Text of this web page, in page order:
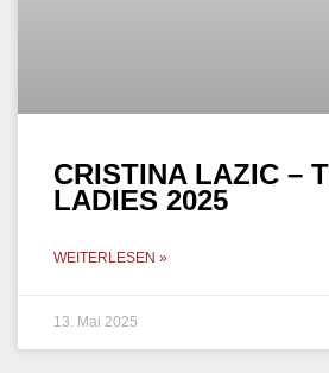
CRISTINA LAZIC –
LADIES 2025
WEITERLESEN »
13. Mai 2025